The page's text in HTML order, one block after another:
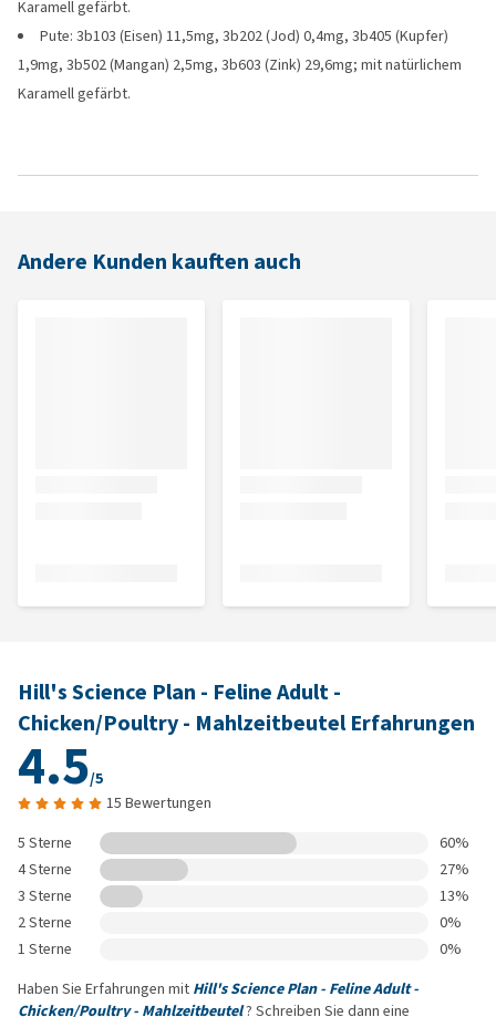
Karamell gefärbt.
Pute: 3b103 (Eisen) 11,5mg, 3b202 (Jod) 0,4mg, 3b405 (Kupfer)
1,9mg, 3b502 (Mangan) 2,5mg, 3b603 (Zink) 29,6mg; mit natürlichem
Karamell gefärbt.
Andere Kunden kauften auch
Hill's Science Plan - Feline Adult -
Chicken/Poultry - Mahlzeitbeutel Erfahrungen
4.5/5
15 Bewertungen
5 Sterne
60%
4 Sterne
27%
3 Sterne
13%
2 Sterne
0%
1 Sterne
0%
Haben Sie Erfahrungen mit Hill's Science Plan - Feline Adult -
Chicken/Poultry - Mahlzeitbeutel? Schreiben Sie dann eine